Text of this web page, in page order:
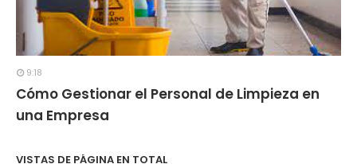
9:18
Cómo Gestionar el Personal de Limpieza en
una Empresa
VISTAS DE PÁGINA EN TOTAL